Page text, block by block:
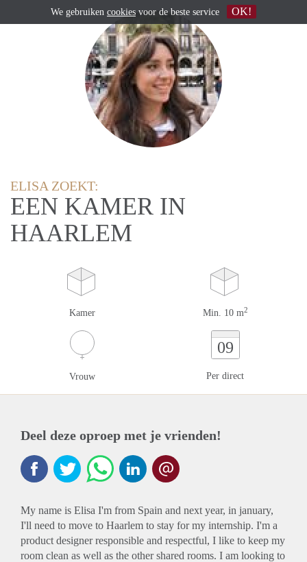
ELISA ZOEKT:
EEN KAMER IN
HAARLEM
Kamer Min. 10 m2
Vrouw
09
Per direct
Deel deze oproep met je vrienden!
My name is Elisa I'm from Spain and next year, in january,
I'll need to move to Haarlem to stay for my internship. I'm a
product designer responsible and respectful, I like to keep my
room clean as well as the other shared rooms. I am looking to
We gebruiken cookies voor de beste service OK!